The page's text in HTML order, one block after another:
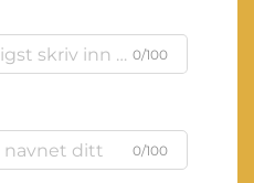
0/100
0/100